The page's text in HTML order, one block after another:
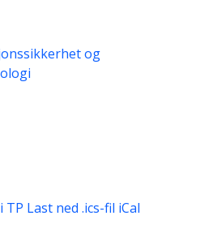
og
TP Last ned .ics-fil iCal